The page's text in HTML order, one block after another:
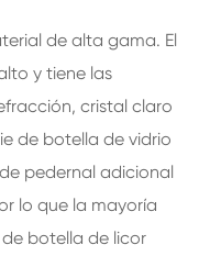
de alta gama. El
y tiene las
cristal claro
de botella de vidrio
pedernal adicional
lo que la mayoría
botella de licor